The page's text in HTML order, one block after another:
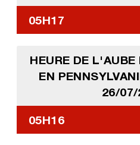
05H17
HEURE DE
EN
26/
05H16